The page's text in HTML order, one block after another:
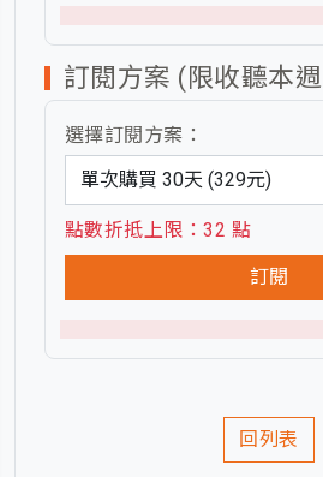
訂閱方案 (限收聽本
選擇訂閱方案：
點數折抵上限：32 點
訂閱
回列表